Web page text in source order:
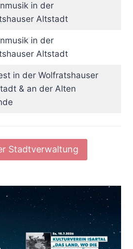
in der
Altstadt
in der
Altstadt
in der Wolfratshauser
& an der Alten
Stadtverwaltung